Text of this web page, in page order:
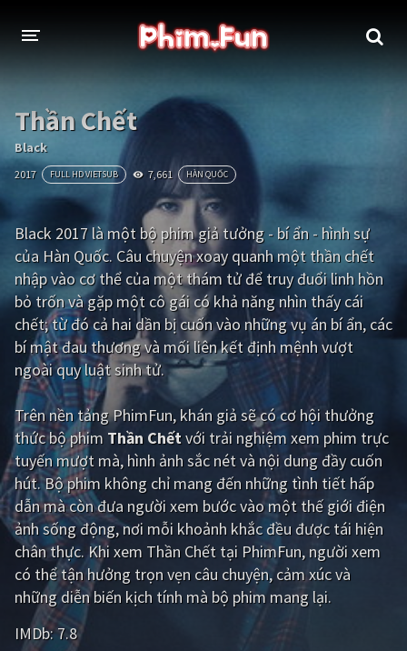
THỂ LOẠI
Thần thoại - Cổ trang Hành động
Tâm lý Chiến tranh
Nhạc kịch
Kinh dị Tội phạm - Hình sự
Phiêu lưu Hài hước
Viễn tưởng Khoa học - Tài liệu
Hoạt hình Thể thao
Tình cảm - Lãng mạn
Giật gân Gia đình
Bí ẩn Lịch sử
Viễn Tây Tiểu sử
GameShow DramaTV
QUỐC GIA
Âu - Mỹ Trung Quốc - Hồng Kông
Thần Chết
Black
2017 FULL HD VIETSUB 7,661 HÀN QUỐC
Black 2017 là một bộ phim giả tưởng - bí ẩn - hình sự
của Hàn Quốc. Câu chuyện xoay quanh một thần chết
nhập vào cơ thể của một thám tử để truy đuổi linh hồn
bỏ trốn và gặp một cô gái có khả năng nhìn thấy cái
chết; từ đó cả hai dần bị cuốn vào những vụ án bí ẩn, các
bí mật đau thương và mối liên kết định mệnh vượt
ngoài quy luật sinh tử.
Trên nền tảngPhimFun, khán giả sẽ có cơ hội thưởng
thức bộ phim Thần Chếtvới trải nghiệm xem phim trực
tuyến mượt mà, hình ảnh sắc nét và nội dung đầy cuốn
hút. Bộ phim không chỉ mang đến những tình tiết hấp
dẫn mà còn đưa người xem bước vào một thế giới điện
ảnh sống động, nơi mỗi khoảnh khắc đều được tái hiện
chân thực. Khi xem Thần Chết tại PhimFun, người xem
có thể tận hưởng trọn vẹn câu chuyện, cảm xúc và
những diễn biến kịch tính mà bộ phim mang lại.
IMDb:7.8